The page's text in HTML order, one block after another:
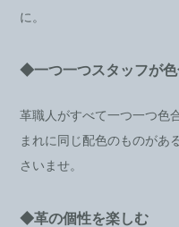
に。
◆一つ一つスタッフが
革職人がすべて一つ一つ色
まれに同じ配色のものがあ
さいませ。
◆革の個性を楽しむ